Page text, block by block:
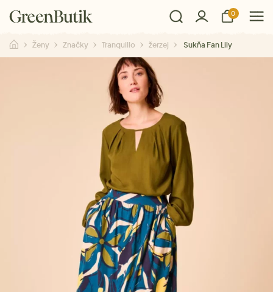
0
Ženy Značky Tranquillo žerzej Sukňa Fan Lily